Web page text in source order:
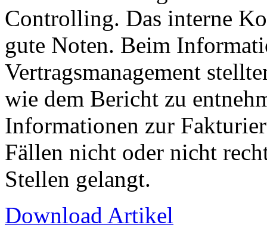
Controlling. Das interne
gute Noten. Beim
Vertragsmanagement
wie dem Bericht zu
Informationen zur
Fällen nicht oder nicht
Stellen gelangt.
Download Artikel